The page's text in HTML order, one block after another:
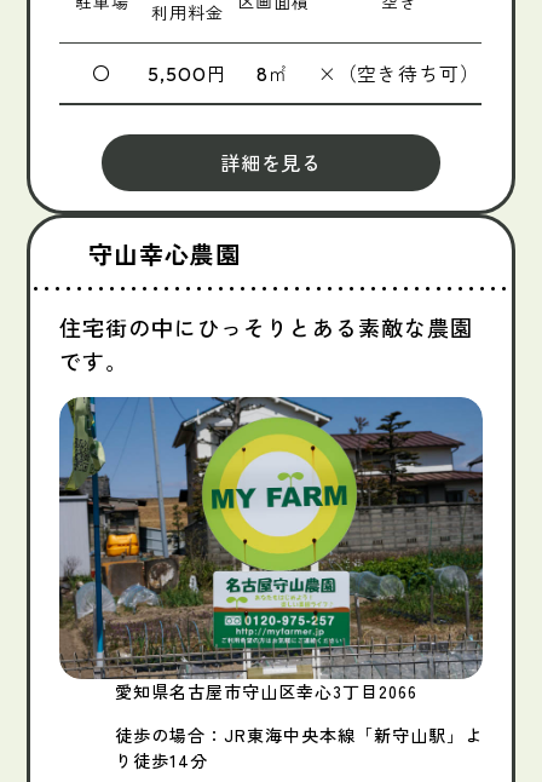
利用料金
〇 5,500円 8㎡ ×（空き待ち可）
詳細を見る
守山幸心農園
住宅街の中にひっそりとある素敵な農園
です。
愛知県名古屋市守山区幸心3丁目2066
徒歩の場合：JR東海中央本線「新守山駅」よ
り徒歩14分